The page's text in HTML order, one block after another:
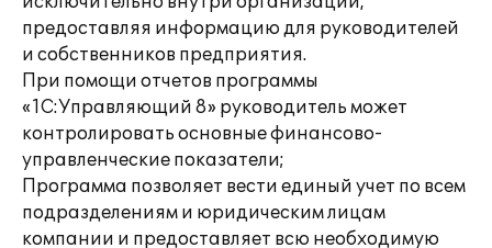
предоставляя информацию для руководителей
и собственников предприятия.
При помощи отчетов программы
«1С:Управляющий 8» руководитель может
контролировать основные финансово-
управленческие показатели;
Программа позволяет вести единый учет по всем
подразделениям и юридическим лицам
компании и предоставляет всю необходимую